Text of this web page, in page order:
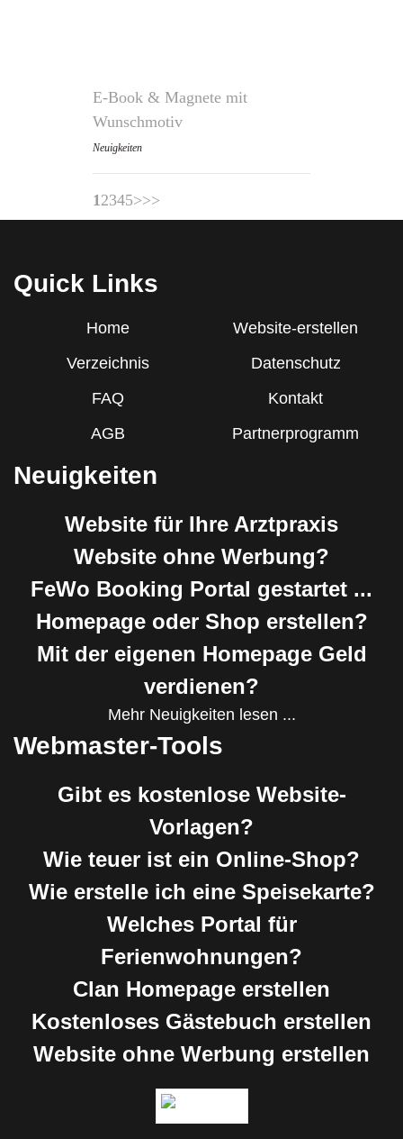
E-Book & Magnete mit
Wunschmotiv
Neuigkeiten
12345>>>
Quick Links
Home
Website-erstellen
Verzeichnis
Datenschutz
FAQ
Kontakt
AGB
Partnerprogramm
Neuigkeiten
Website für Ihre Arztpraxis
Website ohne Werbung?
FeWo Booking Portal gestartet ...
Homepage oder Shop erstellen?
Mit der eigenen Homepage Geld
verdienen?
Mehr Neuigkeiten lesen ...
Webmaster-Tools
Gibt es kostenlose Website-
Vorlagen?
Wie teuer ist ein Online-Shop?
Wie erstelle ich eine Speisekarte?
Welches Portal für
Ferienwohnungen?
Clan Homepage erstellen
Kostenloses Gästebuch erstellen
Website ohne Werbung erstellen